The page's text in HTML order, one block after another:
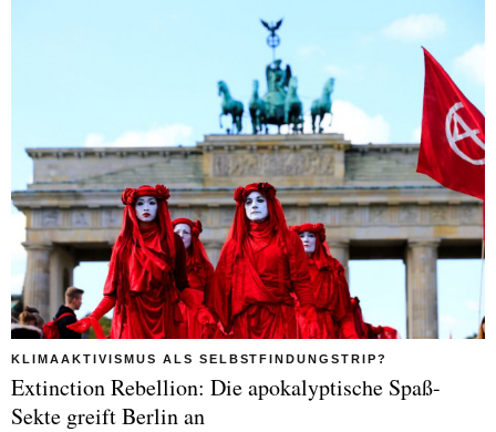
KLIMAAKTIVISMUS ALS SELBSTFINDUNGSTRIP?
Extinction Rebellion: Die apokalyptische Spaß-
Sekte greift Berlin an